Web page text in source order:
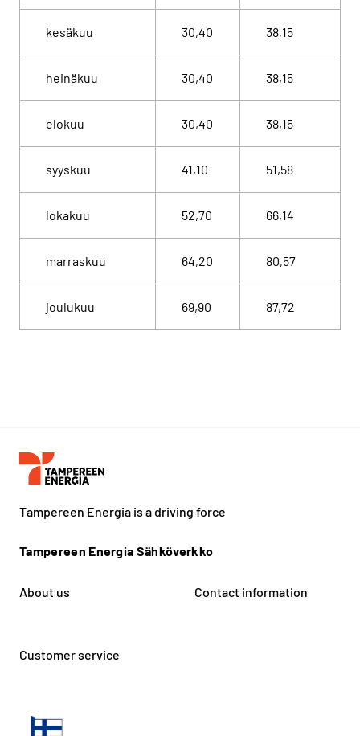
kesäkuu 30,40 38,15
heinäkuu 30,40 38,15
elokuu 30,40 38,15
syyskuu 41,10 51,58
lokakuu 52,70 66,14
marraskuu 64,20 80,57
joulukuu 69,90 87,72
Tampereen Energia is a driving force
Tampereen Energia Sähköverkko
About us Contact information
Customer service